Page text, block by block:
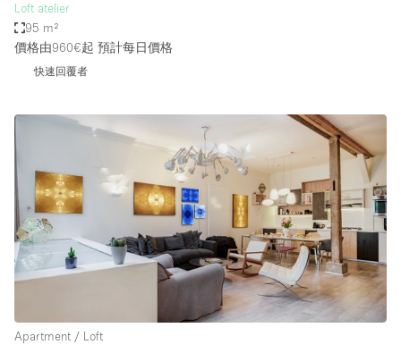
Loft atelier
95 m²
價格由960€起 預計每日價格
快速回覆者
Apartment / Loft